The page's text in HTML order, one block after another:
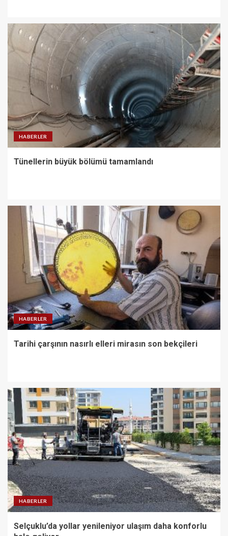
HABERLER
Tünellerin büyük bölümü tamamlandı
HABERLER
Tarihi çarşının nasırlı elleri mirasın son bekçileri
HABERLER
Selçuklu’da yollar yenileniyor ulaşım daha konforlu